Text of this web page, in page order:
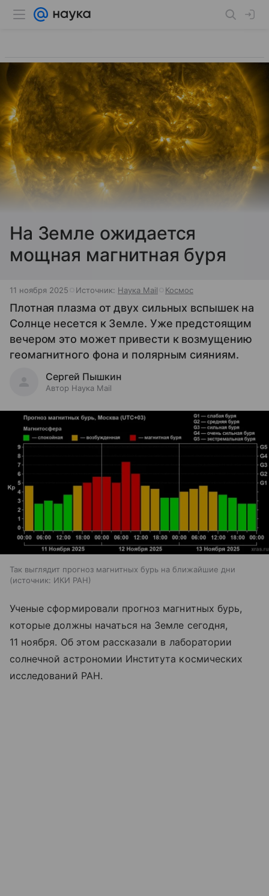
На Земле ожидается
мощная магнитная буря
11 ноября 2025 Источник: Наука Mail Космос
Плотная плазма от двух сильных вспышек на
Солнце несется к Земле. Уже предстоящим
вечером это может привести к возмущению
геомагнитного фона и полярным сияниям.
Сергей Пышкин
Автор Наука Mail
Так выглядит прогноз магнитных бурь на ближайшие дни
источник: ИКИ РАН
Ученые сформировали прогноз магнитных бурь,
которые должны начаться на Земле сегодня,
11 ноября. Об этом рассказали в лаборатории
солнечной астрономии Института космических
исследований РАН.